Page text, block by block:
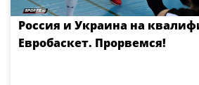
Россия и Украина на
Евробаскет. Прорвемся!